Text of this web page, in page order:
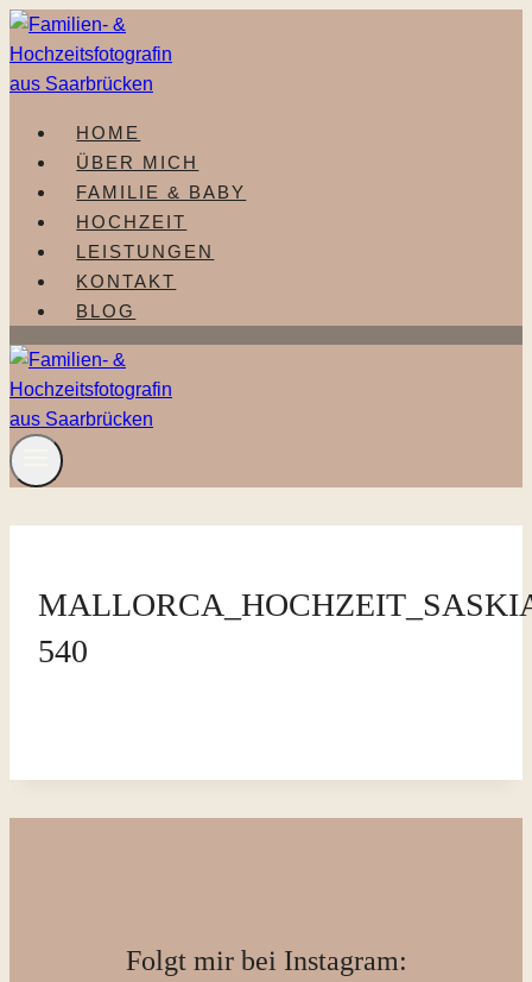
Zum
Inhalt
springen
HOME
ÜBER MICH
FAMILIE & BABY
HOCHZEIT
LEISTUNGEN
KONTAKT
BLOG
540
Folgt mir bei Instagram: